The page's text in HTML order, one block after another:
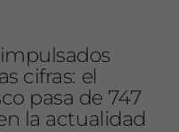
cifras: el
pasa de 747
la actualidad